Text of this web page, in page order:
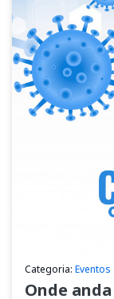
Categoria: Eventos
Onde